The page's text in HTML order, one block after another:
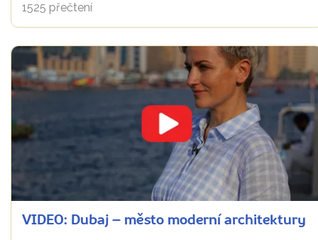
1525 přečtení
VIDEO: Dubaj – město moderní architektury